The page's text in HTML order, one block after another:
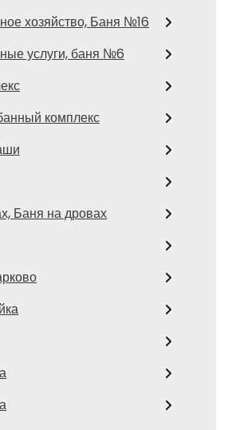
хозяйство, Баня №16
услуги, баня №6
комплекс
Баня на дровах